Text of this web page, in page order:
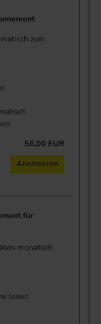
zum
56,00 EUR
Abonnieren
für
monatlich
lesen